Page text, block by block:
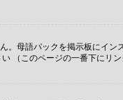
母語パックを掲示板にイ
（このページの一番下にリン